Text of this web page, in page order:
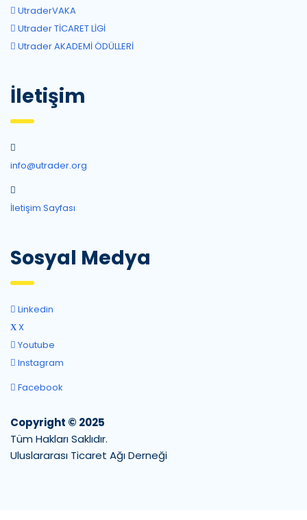
UtraderVAKA
Utrader TİCARET LİGİ
Utrader AKADEMİ ÖDÜLLERİ
İletişim
info@utrader.org
İletişim Sayfası
Sosyal Medya
Linkedin
X
Youtube
Instagram
Facebook
Copyright © 2025
Tüm Hakları Saklıdır.
Uluslararası Ticaret Ağı Derneği